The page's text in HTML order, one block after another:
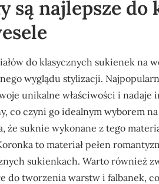
są najlepsze do
do klasycznych sukienek na
wyglądu stylizacji.
unikalne właściwości i nadaje
co czyni go idealnym wyborem
że suknie wykonane z tego
to materiał pełen
sukienkach. Warto również
do tworzenia warstw i falbanek,